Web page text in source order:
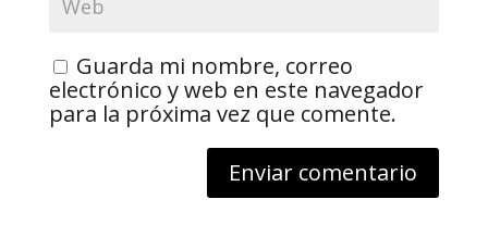
Guarda mi nombre, correo
electrónico y web en este navegador
para la próxima vez que comente.